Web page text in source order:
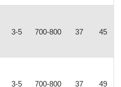
3-5 700-800 37 45
3-5 700-800 37 49